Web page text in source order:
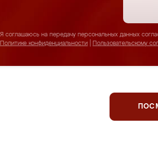
Я соглашаюсь на передачу персональных данных
Политике конфиденциальности
Пользовательскому